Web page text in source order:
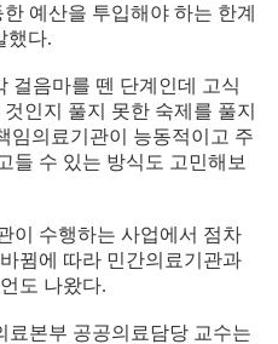
예산을 투입해야 하는 한계
했다.
걸음마를 뗀 단계인데 고식
인지 풀지 못한 숙제를 풀지
임의료기관이 능동적이고 주
들 수 있는 방식도 고민해보
이 수행하는 사업에서 점차
뀜에 따라 민간의료기관과
도 나왔다.
료본부 공공의료담당 교수는